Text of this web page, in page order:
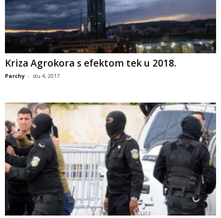
Kriza Agrokora s efektom tek u 2018.
Parchy - stu 4, 2017